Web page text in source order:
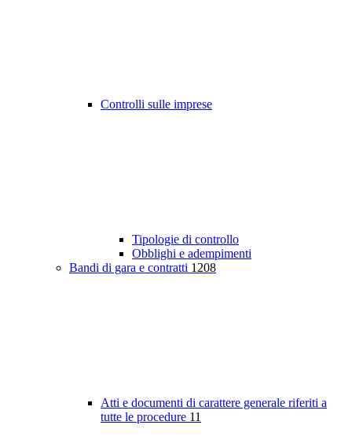
Controlli sulle imprese
Tipologie di controllo
Obblighi e adempimenti
Bandi di gara e contratti 1208
Atti e documenti di carattere generale riferiti a
tutte le procedure 11